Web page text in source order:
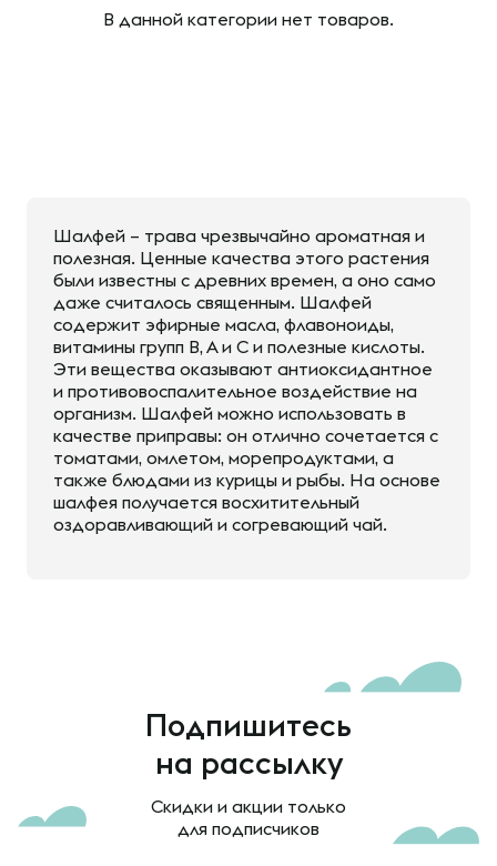
В данной категории нет товаров.
Шалфей – трава чрезвычайно ароматная и
полезная. Ценные качества этого растения
были известны с древних времен, а оно само
даже считалось священным. Шалфей
содержит эфирные масла, флавоноиды,
витамины групп В, А и С и полезные кислоты.
Эти вещества оказывают антиоксидантное
и противовоспалительное воздействие на
организм. Шалфей можно использовать в
качестве приправы: он отлично сочетается с
томатами, омлетом, морепродуктами, а
также блюдами из курицы и рыбы. На основе
шалфея получается восхитительный
оздоравливающий и согревающий чай.
Подпишитесь
на рассылку
Скидки и акции только
для подписчиков